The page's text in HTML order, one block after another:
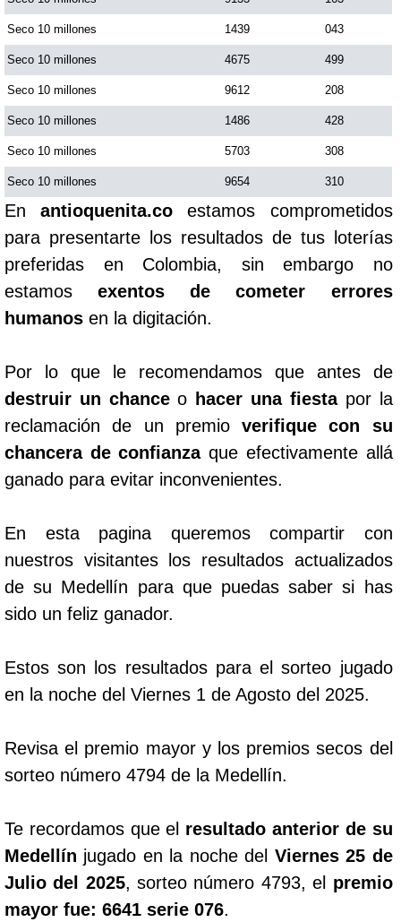
Seco 10 millones 1439 043
Seco 10 millones 4675 499
Seco 10 millones 9612 208
Seco 10 millones 1486 428
Seco 10 millones 5703 308
Seco 10 millones 9654 310
Enantioquenita.co estamos comprometidos
para presentarte los resultados de tus loterías
preferidas en Colombia, sin embargo no
estamosexentos de cometer errores
humanos en la digitación.
Por lo que le recomendamos que antes de
destruir un chanceo hacer una fiestapor la
reclamación de un premioverifique con su
chancera de confianzaque efectivamente allá
ganado para evitar inconvenientes.
En esta pagina queremos compartir con
nuestros visitantes los resultados actualizados
de su Medellín para que puedas saber si has
sido un feliz ganador.
Estos son los resultados para el sorteo jugado
en la noche del Viernes 1 de Agosto del 2025.
Revisa el premio mayor y los premios secos del
sorteo número 4794 de la Medellín.
Te recordamos que el resultado anterior de su
Medellín jugado en la noche del Viernes 25 de
Julio del 2025, sorteo número 4793, el premio
mayor fue: 6641 serie 076.